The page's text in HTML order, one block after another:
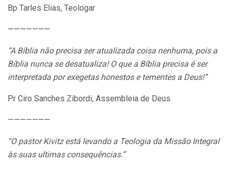
Bp Tarles Elias, Teologar
———————
“A Bíblia não precisa ser atualizada coisa nenhuma, pois a
Bíblia nunca se desatualiza! O que a Bíblia precisa é ser
interpretada por exegetas honestos e tementes a Deus!”
Pr Ciro Sanches Zibordi, Assembleia de Deus
———————
“O pastor Kivitz está levando a Teologia da Missão Integral
às suas ultimas consequências.”